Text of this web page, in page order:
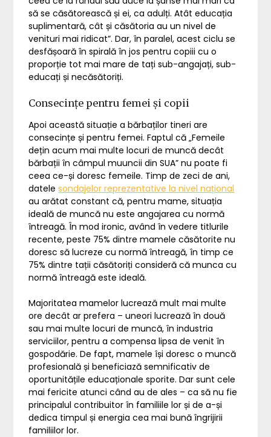
să se căsătorească și ei, ca adulți. Atât educația
suplimentară, cât și căsătoria au un nivel de
venituri mai ridicat”. Dar, în paralel, acest ciclu se
desfășoară în spirală în jos pentru copiii cu o
proporție tot mai mare de tați sub-angajați, sub-
educați și necăsătoriți.
Consecințe pentru femei și copii
Apoi această situație a bărbaților tineri are
consecințe și pentru femei. Faptul că „Femeile
dețin acum mai multe locuri de muncă decât
bărbații în câmpul muuncii din SUA” nu poate fi
ceea ce-și doresc femeile. Timp de zeci de ani,
datelesondajelor reprezentative la nivel național
au arătat constant că, pentru mame, situația
ideală de muncă nu este angajarea cu normă
întreagă. În mod ironic, având în vedere titlurile
recente, peste 75% dintre mamele căsătorite nu
doresc să lucreze cu normă întreagă, în timp ce
75% dintre tații căsătoriți consideră că munca cu
normă întreagă este ideală.
Majoritatea mamelor lucrează mult mai multe
ore decât ar prefera – uneori lucrează în două
sau mai multe locuri de muncă, în industria
serviciilor, pentru a compensa lipsa de venit în
gospodărie. De fapt, mamele își doresc o muncă
profesională și beneficiază semnificativ de
oportunitățile educaționale sporite. Dar sunt cele
mai fericite atunci când au de ales – ca să nu fie
principalul contribuitor în familiile lor și de a-și
dedica timpul și energia cea mai bună îngrijirii
familiilor lor.